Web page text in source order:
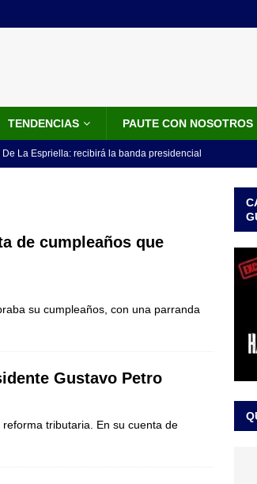
TENDENCIAS PAUTE CON NOSOTROS
La Espriella: recibirá la banda presidencial
reconocido en el mundo
de cumpleaños que
su cumpleaños, con una parranda
Gustavo Petro
tributaria. En su cuenta de